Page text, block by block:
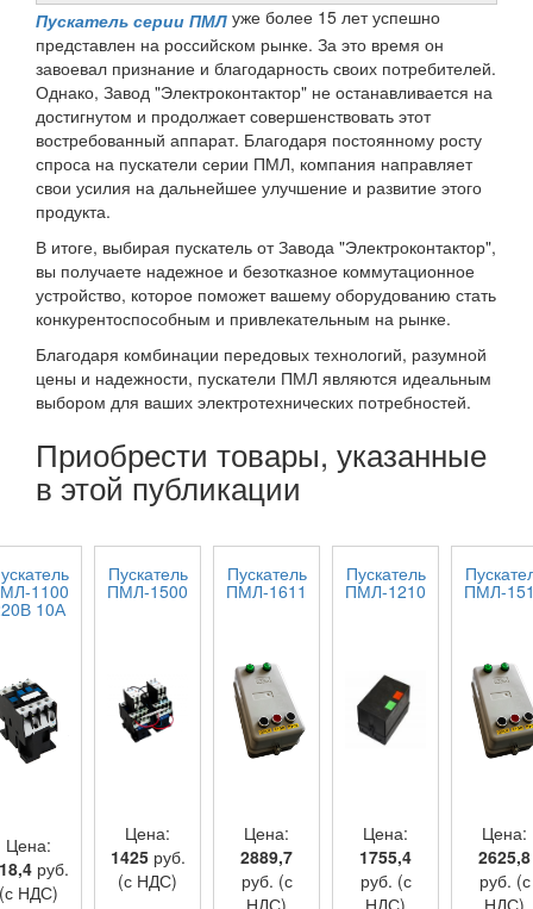
Пускатель серии ПМЛ уже более 15 лет успешно
представлен на российском рынке. За это время он
завоевал признание и благодарность своих потребителей.
Однако, Завод "Электроконтактор" не останавливается на
достигнутом и продолжает совершенствовать этот
востребованный аппарат. Благодаря постоянному росту
спроса на пускатели серии ПМЛ, компания направляет
свои усилия на дальнейшее улучшение и развитие этого
продукта.
В итоге, выбирая пускатель от Завода "Электроконтактор",
вы получаете надежное и безотказное коммутационное
устройство, которое поможет вашему оборудованию стать
конкурентоспособным и привлекательным на рынке.
Благодаря комбинации передовых технологий, разумной
цены и надежности, пускатели ПМЛ являются идеальным
выбором для ваших электротехнических потребностей.
Приобрести товары, указанные
в этой публикации
1100
10А
Цена:
руб.
(с НДС)
Пускатель
ПМЛ-1500
Цена:
1425руб.
(с НДС)
Пускатель
ПМЛ-1611
Цена:
2889,7
руб. (с
НДС)
Пускатель
ПМЛ-1210
Цена:
1755,4
руб. (с
НДС)
ПМЛ-
Цена:
2625,8
руб. (с
НДС)